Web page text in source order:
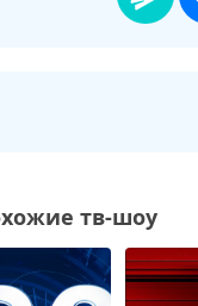
тв-шоу